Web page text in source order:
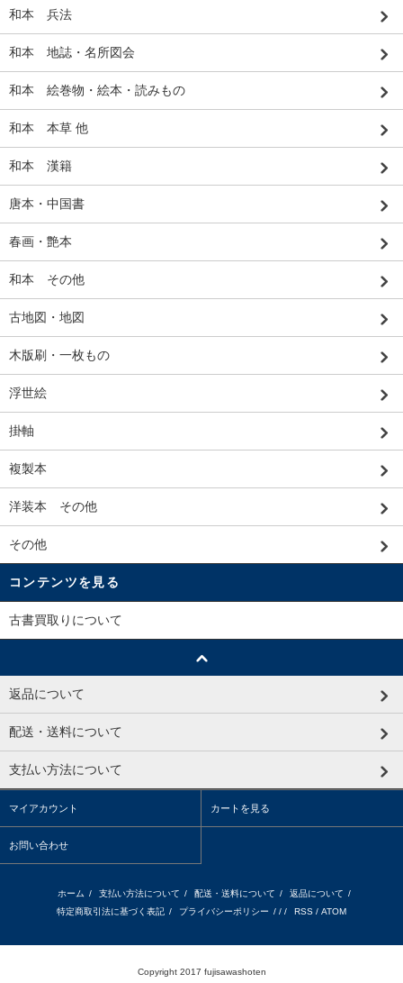
和本 兵法
和本 地誌・名所図会
和本 絵巻物・絵本・読みもの
和本 本草 他
和本 漢籍
唐本・中国書
春画・艶本
和本 その他
古地図・地図
木版刷・一枚もの
浮世絵
掛軸
複製本
洋装本 その他
その他
コンテンツを見る
古書買取りについて
返品について
配送・送料について
支払い方法について
マイアカウント カートを見る
お問い合わせ
ホーム / 支払い方法について / 配送・送料について / 返品について /
特定商取引法に基づく表記 / プライバシーポリシー / / / RSS / ATOM
Copyright 2017 fujisawashoten